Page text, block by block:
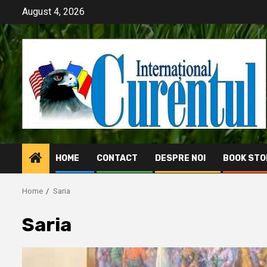
content
August 4, 2026
HOME CONTACT DESPRE NOI BOOK
Home Saria
Saria